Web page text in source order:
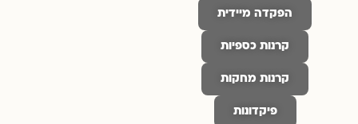
הפקדה מיידית
קרנות כספיות
קרנות מחקות
פיקדונות